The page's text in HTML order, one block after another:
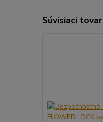
Súvisiaci tovar